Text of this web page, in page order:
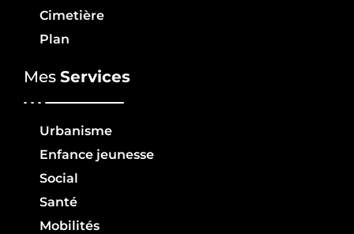
Cimetière
Plan
Mes Services
Urbanisme
Enfance jeunesse
Social
Santé
Mobilités